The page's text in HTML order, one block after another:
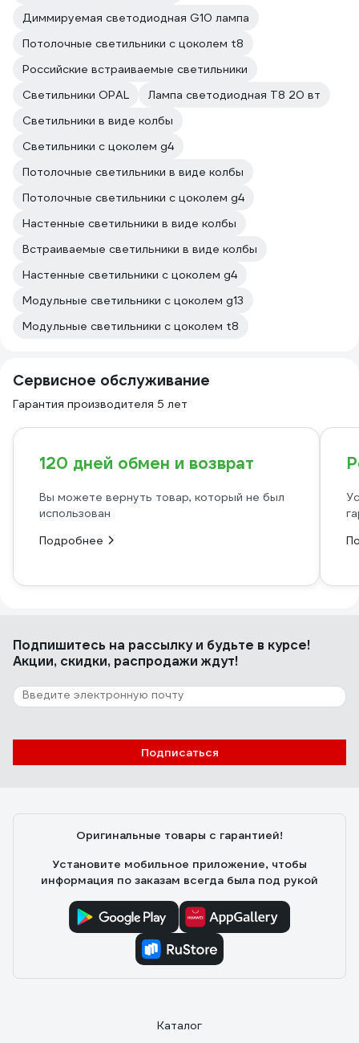
Диммируемая светодиодная G10 лампа
Потолочные светильники с цоколем t8
Российские встраиваемые светильники
Светильники OPAL
Лампа светодиодная T8 20 вт
Светильники в виде колбы
Светильники с цоколем g4
Потолочные светильники в виде колбы
Потолочные светильники с цоколем g4
Настенные светильники в виде колбы
Встраиваемые светильники в виде колбы
Настенные светильники с цоколем g4
Модульные светильники с цоколем g13
Модульные светильники с цоколем t8
Сервисное обслуживание
Гарантия производителя 5 лет
120 дней обмен и возврат
Вы можете вернуть товар, который не был
использован
Подробнее
Подпишитесь на рассылкуи будьте в курсе!
Акции, скидки, распродажи ждут!
Подписаться
Оригинальные товары с гарантией!
Установите мобильное приложение, чтобы
информация по заказам всегда была под рукой
Каталог